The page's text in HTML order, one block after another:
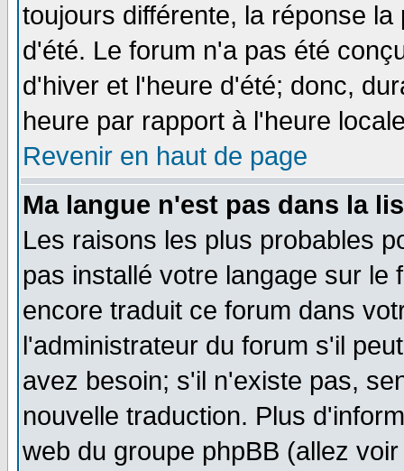
toujours différente, la réponse
d'été. Le forum n'a pas été
d'hiver et l'heure d'été; donc,
heure par rapport à l'heure
Revenir en haut de page
Ma langue n'est pas dans la
Les raisons les plus probables
pas installé votre langage sur le
encore traduit ce forum dans
l'administrateur du forum s'il
avez besoin; s'il n'existe pas,
nouvelle traduction. Plus
web du groupe phpBB (allez